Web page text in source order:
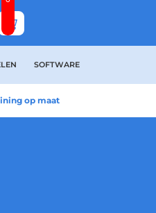
Bekijk winkelwagen
SOFTWARE
op maat